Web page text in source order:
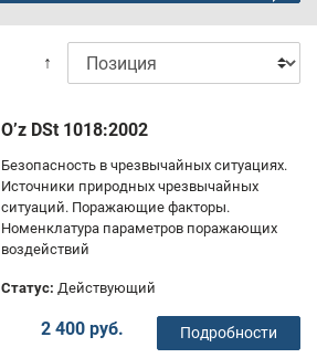
↑
O’z DSt 1018:2002
Безопасность в чрезвычайных ситуациях.
Источники природных чрезвычайных
ситуаций. Поражающие факторы.
Номенклатура параметров поражающих
воздействий
Статус: Действующий
2 400 руб. Подробности